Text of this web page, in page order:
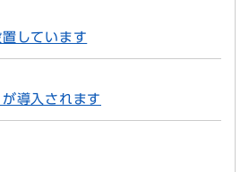
しています
導入されます